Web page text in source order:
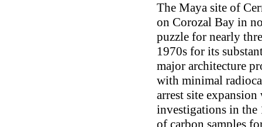
The Maya site of
on Corozal Bay in
puzzle for nearly
1970s for its
major architecture
with minimal
arrest site
investigations in the
of carbon samples